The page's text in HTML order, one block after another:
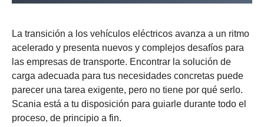
La transición a los vehículos eléctricos avanza a un ritmo
acelerado y presenta nuevos y complejos desafíos para
las empresas de transporte. Encontrar la solución de
carga adecuada para tus necesidades concretas puede
parecer una tarea exigente, pero no tiene por qué serlo.
Scania está a tu disposición para guiarle durante todo el
proceso, de principio a fin.